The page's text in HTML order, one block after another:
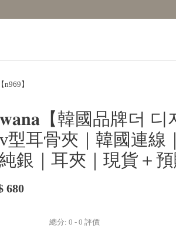
】
【韓國品牌더 디
型耳骨夾｜韓國連線
純銀｜耳夾｜現貨＋預
680
總分:0 -0 評價